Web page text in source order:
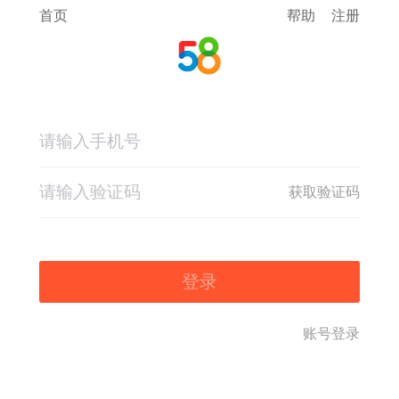
首页 帮助 注册
获取验证码
登录
账号登录